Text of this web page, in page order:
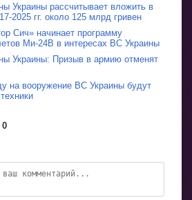
Украины рассчитывает вложить в
2025 гг. около 125 млрд гривен
Сич» начинает программу
Ми-24В в интересах ВС Украины
Украины: Призыв в армию отменят
на вооружение ВС Украины будут
0